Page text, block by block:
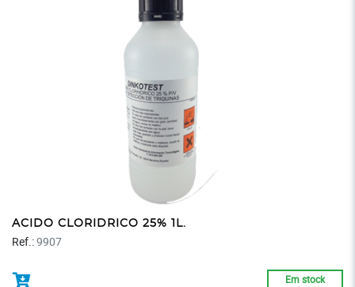
ACIDO CLORIDRICO 25% 1L.
Ref.:9907
Em stock